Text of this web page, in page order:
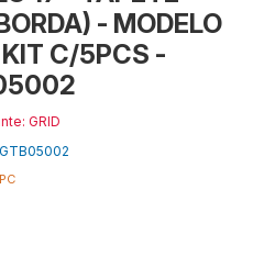
- MODELO
C/5PCS -
GRID
PC